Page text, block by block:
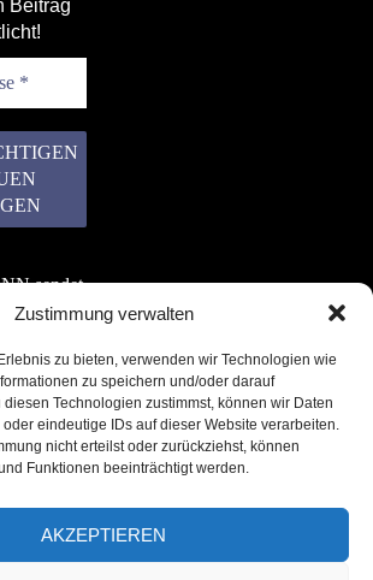
Zustimmung verwalten
zu bieten, verwenden wir Technologien wie
zu speichern und/oder darauf
Technologien zustimmst, können wir Daten
eindeutige IDs auf dieser Website verarbeiten.
nicht erteilst oder zurückziehst, können
Funktionen beeinträchtigt werden.
AKZEPTIEREN
Beitrag
sendet
Er gibt
mehr in
.